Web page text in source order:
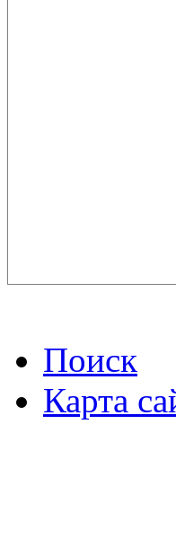
Поиск
Карта